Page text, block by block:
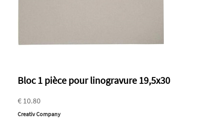
Bloc 1 pièce pour linogravure 19,5x30
€ 10.80
Creativ Company